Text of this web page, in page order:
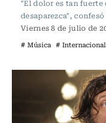
"El dolor es tan fuerte
desaparezca",
Viernes 8 de julio de
# Música # Internacional